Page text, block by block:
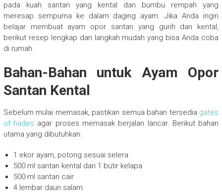
pada kuah santan yang kental dan bumbu rempah yang
meresap sempurna ke dalam daging ayam. Jika Anda ingin
belajar membuat ayam opor santan yang gurih dan kental,
berikut resep lengkap dan langkah mudah yang bisa Anda coba
di rumah.
Bahan-Bahan untuk Ayam Opor
Santan Kental
Sebelum mulai memasak, pastikan semua bahan tersedia gates
of hades agar proses memasak berjalan lancar. Berikut bahan
utama yang dibutuhkan:
1 ekor ayam, potong sesuai selera
500 ml santan kental dari 1 butir kelapa
500 ml santan cair
4 lembar daun salam